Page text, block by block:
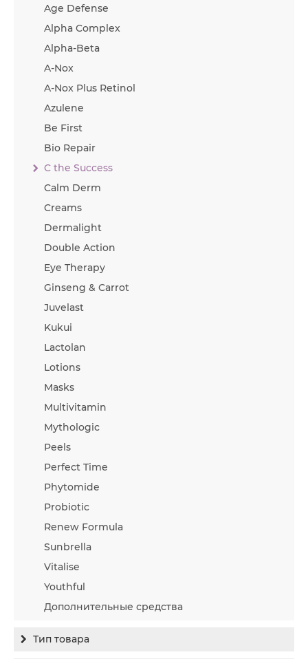
Age Defense
Alpha Complex
Alpha-Beta
A-Nox
A-Nox Plus Retinol
Azulene
Be First
Bio Repair
C the Success
Calm Derm
Creams
Dermalight
Double Action
Eye Therapy
Ginseng & Carrot
Juvelast
Kukui
Lactolan
Lotions
Masks
Multivitamin
Mythologic
Peels
Perfect Time
Phytomide
Probiotic
Renew Formula
Sunbrella
Vitalise
Youthful
Дополнительные средства
Тип товара